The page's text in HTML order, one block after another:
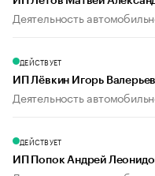
Деятельность
ДЕЙСТВУЕТ
ИП Лёвкин Игорь
Деятельность
ДЕЙСТВУЕТ
ИП Попок Андрей